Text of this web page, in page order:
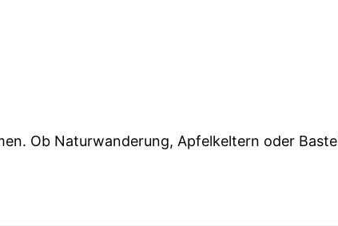
Ob Naturwanderung, Apfelkeltern oder